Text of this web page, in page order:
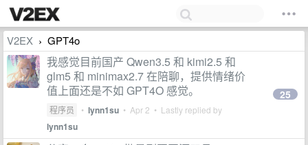
V2EX › GPT4o
我感觉目前国产 Qwen3.5 和 kimi2.5 和
glm5 和 minimax2.7 在陪聊，提供情绪价
值上面还是不如 GPT4O 感觉。
程序员 • lynn1su • Apr 2 • Lastly replied by
lynn1su
25